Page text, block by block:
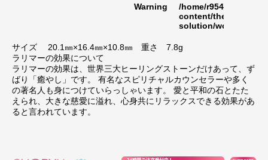
Warning
/home/r9541948/
content/themes/
solution/
サイズ 20.1㎜×16.4㎜×10.8㎜ 重さ 7.8g
ラリマーの効果について
ラリマーの効果は、世界三大ヒーリングストーンだけあって、ず
ばり「癒やし」です。 有名なスピリチャルカウンセラーや多く
の著名人も身につけていらっしゃいます。 愛と平和の石とたた
えられ、大きな慈愛に溢れ、心身共にリラックスできる効果があ
ると言われています。